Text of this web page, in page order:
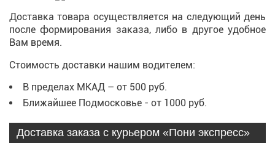
Доставка товара осуществляется на следующий день
после формирования заказа, либо в другое удобное
Вам время.
Стоимость доставки нашим водителем:
В пределах МКАД – от 500 руб.
Ближайшее Подмосковье - от 1000 руб.
Доставка заказа с курьером «Пони экспресс»